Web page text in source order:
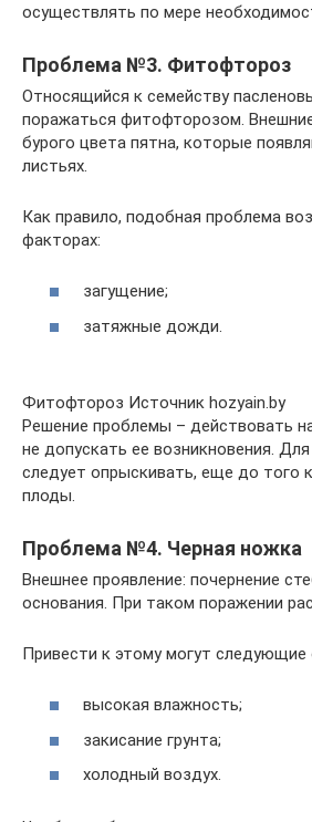
осуществлять по мере
Проблема №3. Фитофтороз
Относящийся к семейству
поражаться фитофторозом.
бурого цвета пятна, которые
листьях.
Как правило, подобная проблема
факторах:
загущение;
затяжные дожди.
Фитофтороз Источник hozyain.by
Решение проблемы – действовать
не допускать ее возникновения.
следует опрыскивать, еще до того
плоды.
Проблема №4. Черная ножка
Внешнее проявление: почернение
основания. При таком поражении
Привести к этому могут следующие
высокая влажность;
закисание грунта;
холодный воздух.